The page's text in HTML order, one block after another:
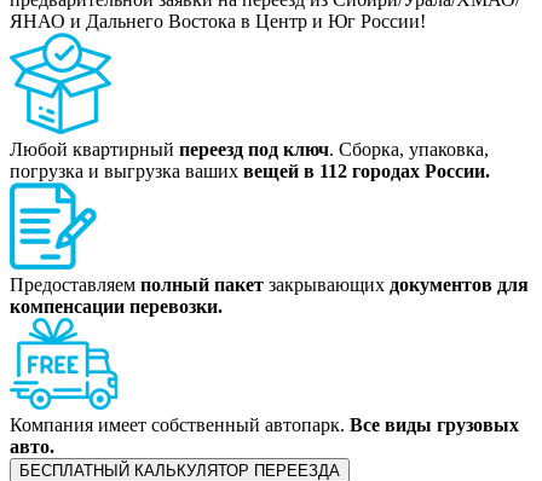
ЯНАО и Дальнего Востока в Центр и Юг России!
Любой квартирный переезд под ключ. Сборка, упаковка,
погрузка и выгрузка ваших вещей в 112 городах России.
Предоставляем полный пакет закрывающих документов для
компенсации перевозки.
Компания имеет собственный автопарк. Все виды грузовых
авто.
БЕСПЛАТНЫЙ КАЛЬКУЛЯТОР ПЕРЕЕЗДА